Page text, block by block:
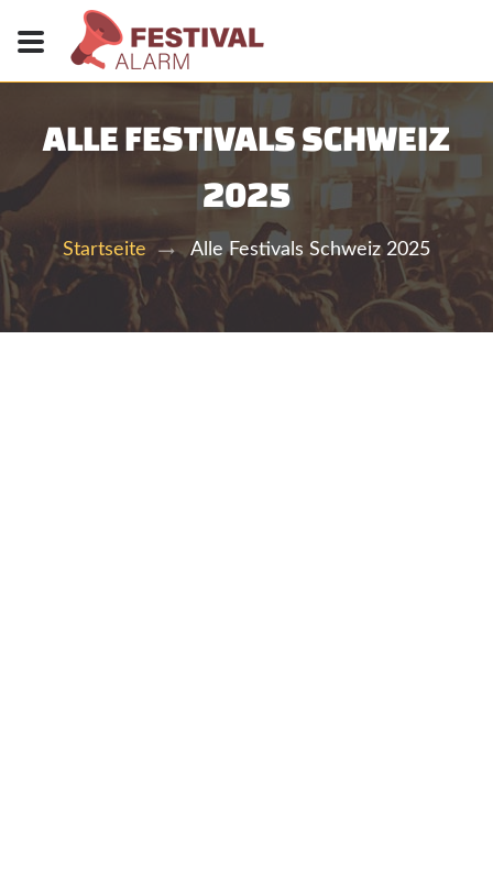
ALLE FESTIVALS SCHWEIZ
2025
Startseite Alle Festivals Schweiz 2025